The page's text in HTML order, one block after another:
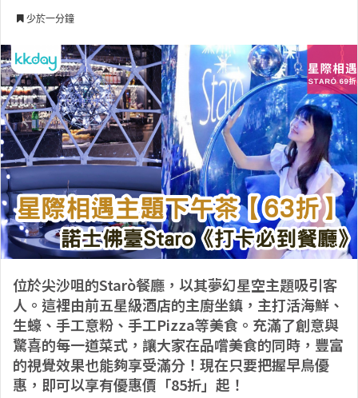
少於一分鐘
位於尖沙咀的Starò餐廳，以其夢幻星空主題吸引客
人。這裡由前五星級酒店的主廚坐鎮，主打活海鮮、
生蠔、手工意粉、手工Pizza等美食。充滿了創意與
驚喜的每一道菜式，讓大家在品嚐美食的同時，豐富
的視覺效果也能夠享受滿分！現在只要把握早鳥優
惠，即可以享有優惠價「85折」起！